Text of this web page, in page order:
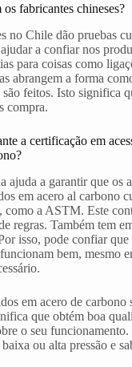
fabricantes chineses?
no Chile dão pruebas
a confiar nos
para coisas como
abrangem a forma
são feitos. Isto significa
compra.
a certificação em
ajuda a garantir que os
em acero al carbono
como a ASTM. Este
regras. Também tem
isso, pode confiar que
bem, mesmo
em acero de carbono
que obtém boa
o seu
ou alta pressão e